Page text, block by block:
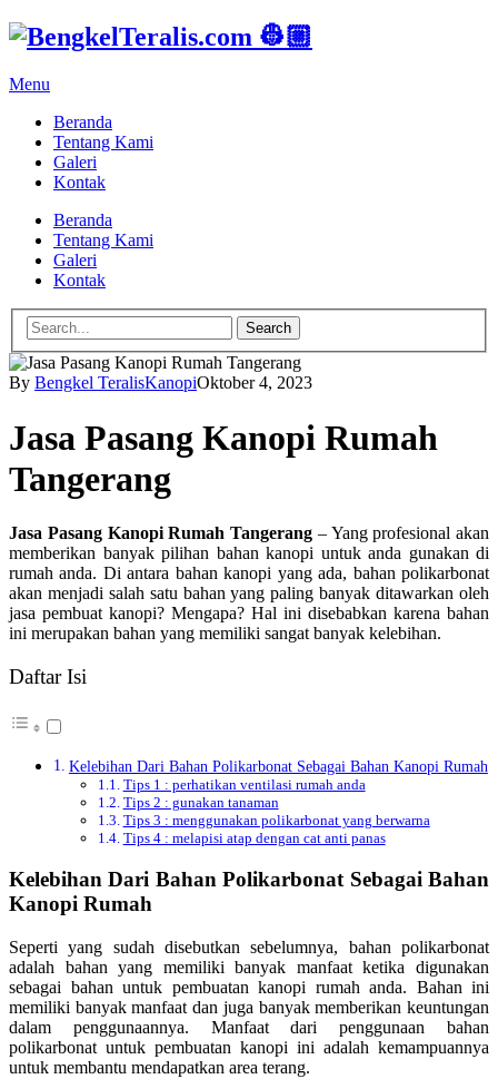
Menu
Beranda
Tentang Kami
Galeri
Kontak
Beranda
Tentang Kami
Galeri
Kontak
Search
By Bengkel TeralisKanopiOktober 4, 2023
Jasa Pasang Kanopi Rumah
Tangerang
Jasa Pasang Kanopi Rumah Tangerang – Yang profesional akan
memberikan banyak pilihan bahan kanopi untuk anda gunakan di
rumah anda. Di antara bahan kanopi yang ada, bahan polikarbonat
akan menjadi salah satu bahan yang paling banyak ditawarkan oleh
jasa pembuat kanopi? Mengapa? Hal ini disebabkan karena bahan
ini merupakan bahan yang memiliki sangat banyak kelebihan.
Daftar Isi
Kelebihan Dari Bahan Polikarbonat Sebagai Bahan Kanopi Rumah
Tips 1 : perhatikan ventilasi rumah anda
Tips 2 : gunakan tanaman
Tips 3 : menggunakan polikarbonat yang berwarna
Tips 4 : melapisi atap dengan cat anti panas
Kelebihan Dari Bahan Polikarbonat Sebagai Bahan
Kanopi Rumah
Seperti yang sudah disebutkan sebelumnya, bahan polikarbonat
adalah bahan yang memiliki banyak manfaat ketika digunakan
sebagai bahan untuk pembuatan kanopi rumah anda. Bahan ini
memiliki banyak manfaat dan juga banyak memberikan keuntungan
dalam penggunaannya. Manfaat dari penggunaan bahan
polikarbonat untuk pembuatan kanopi ini adalah kemampuannya
untuk membantu mendapatkan area terang.